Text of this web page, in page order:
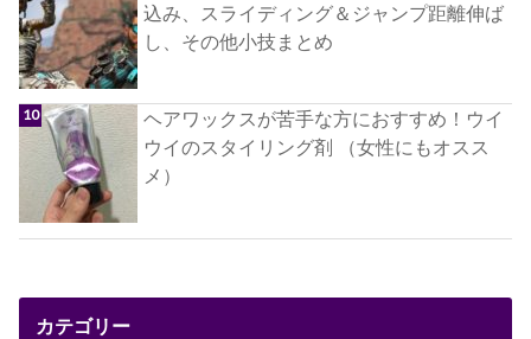
込み、スライディング＆ジャンプ距離伸ば
し、その他小技まとめ
ヘアワックスが苦手な方におすすめ！ウイ
ウイのスタイリング剤 （女性にもオスス
メ）
カテゴリー